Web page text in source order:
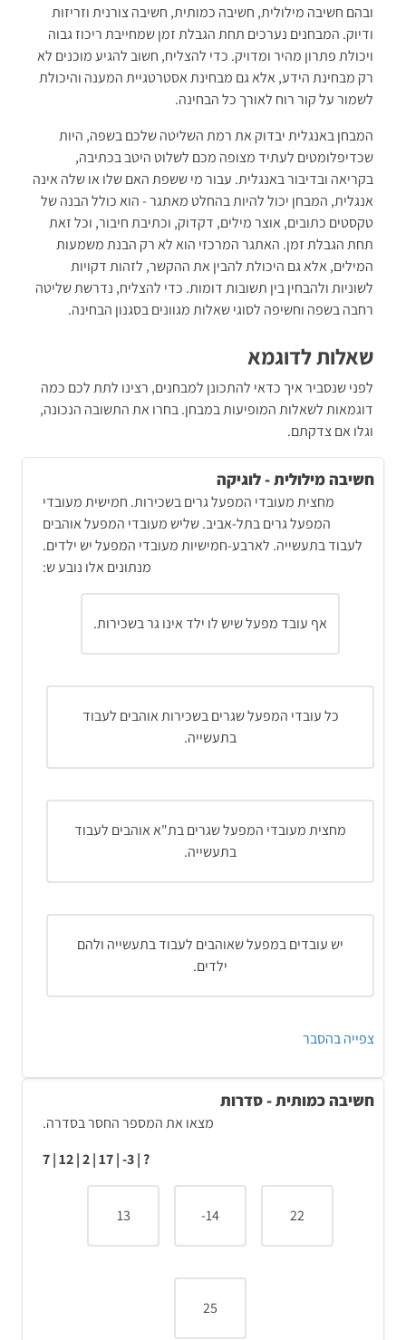
ובהם חשיבה מילולית, חשיבה כמותית, חשיבה צורנית וזריזות
ודיוק. המבחנים נערכים תחת הגבלת זמן שמחייבת ריכוז גבוה
ויכולת פתרון מהיר ומדויק. כדי להצליח, חשוב להגיע מוכנים לא
רק מבחינת הידע, אלא גם מבחינת אסטרטגיית המענה והיכולת
לשמור על קור רוח לאורך כל הבחינה.
המבחן באנגלית יבדוק את רמת השליטה שלכם בשפה, היות
שכדיפלומטים לעתיד מצופה מכם לשלוט היטב בכתיבה,
בקריאה ובדיבור באנגלית. עבור מי ששפת האם שלו או שלה אינה
אנגלית, המבחן יכול להיות בהחלט מאתגר - הוא כולל הבנה של
טקסטים כתובים, אוצר מילים, דקדוק, וכתיבת חיבור, וכל זאת
תחת הגבלת זמן. האתגר המרכזי הוא לא רק הבנת משמעות
המילים, אלא גם היכולת להבין את ההקשר, לזהות דקויות
לשוניות ולהבחין בין תשובות דומות. כדי להצליח, נדרשת שליטה
רחבה בשפה וחשיפה לסוגי שאלות מגוונים בסגנון הבחינה.
שאלות לדוגמא
לפני שנסביר איך כדאי להתכונן למבחנים, רצינו לתת לכם כמה
דוגמאות לשאלות המופיעות במבחן. בחרו את התשובה הנכונה,
וגלו אם צדקתם.
חשיבה מילולית - לוגיקה
מחצית מעובדי המפעל גרים בשכירות. חמישית מעובדי
המפעל גרים בתל-אביב. שליש מעובדי המפעל אוהבים
לעבוד בתעשייה. לארבע-חמישיות מעובדי המפעל יש ילדים.
מנתונים אלו נובע ש:
אף עובד מפעל שיש לו ילד אינו גר בשכירות.
כל עובדי המפעל שגרים בשכירות אוהבים לעבוד
בתעשייה.
מחצית מעובדי המפעל שגרים בת"א אוהבים לעבוד
בתעשייה.
יש עובדים במפעל שאוהבים לעבוד בתעשייה ולהם
ילדים.
צפייה בהסבר
זוהי שאלת העוסקת בשברים ובחפיפה ביניהם.
חשיבה כמותית - סדרות
מצאו את המספר החסר בסדרה.
? | 3- | 17 | 2 | 12 | 7
22
14-
13
25